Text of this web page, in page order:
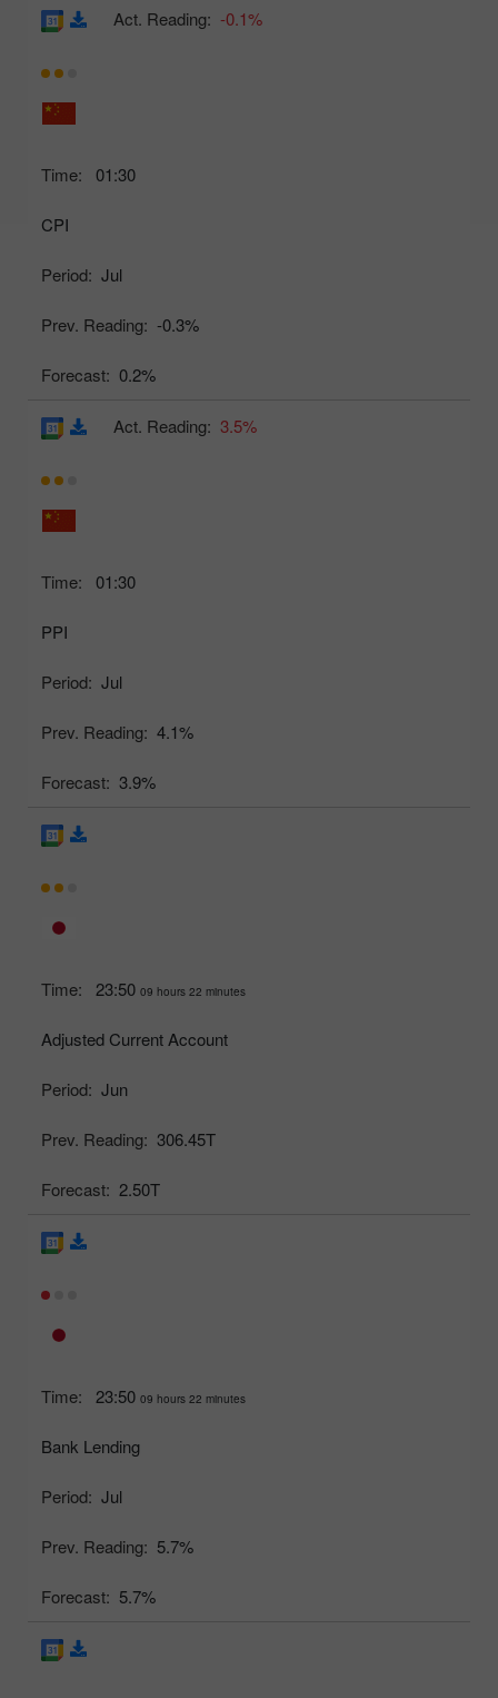
Time: 01:30
CPI
Period: Jul
Prev. Reading: -0.3%
Forecast: 0.2%
Act. Reading: -0.1%
Time: 01:30
PPI
Period: Jul
Prev. Reading: 4.1%
Forecast: 3.9%
Act. Reading: 3.5%
Time: 23:50 09 hours 22 minutes
Adjusted Current Account
Period: Jun
Prev. Reading: 306.45T
Forecast: 2.50T
Time: 23:50 09 hours 22 minutes
Bank Lending
Period: Jul
Prev. Reading: 5.7%
Forecast: 5.7%